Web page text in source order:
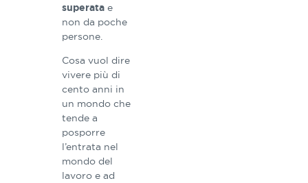
superatae
non da poche
persone.
Cosa vuol dire
vivere più di
cento anni in
un mondo che
tende a
posporre
l’entrata nel
mondo del
lavoro e ad